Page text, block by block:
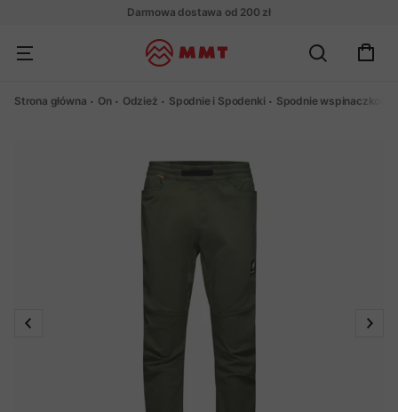
Darmowa dostawa od 200 zł
Strona główna On Odzież Spodnie i Spodenki Spodnie wspinaczkowe